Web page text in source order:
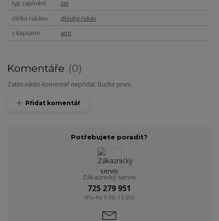
typ zapínání
zip
délka rukávu
dlouhý rukáv
s kapsami
ano
Komentáře 0
Zatím nikdo komentář nepřidal. Buďte první.
Přidat komentář
Potřebujete poradit?
Zákaznický servis
725 279 951
(Po-Pá 9:00-15.00)